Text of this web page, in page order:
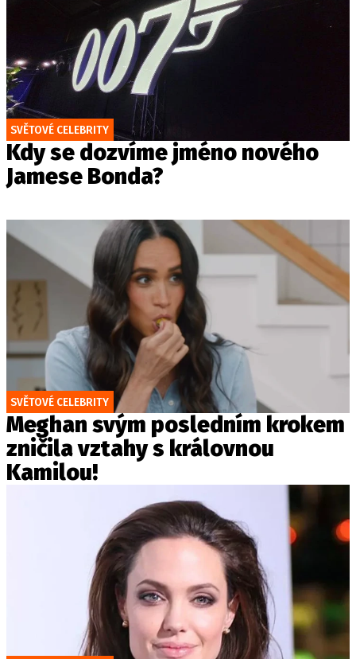
SVĚTOVÉ CELEBRITY
Kdy se dozvíme jméno nového
Jamese Bonda?
SVĚTOVÉ CELEBRITY
Meghan svým posledním krokem
zničila vztahy s královnou
Kamilou!